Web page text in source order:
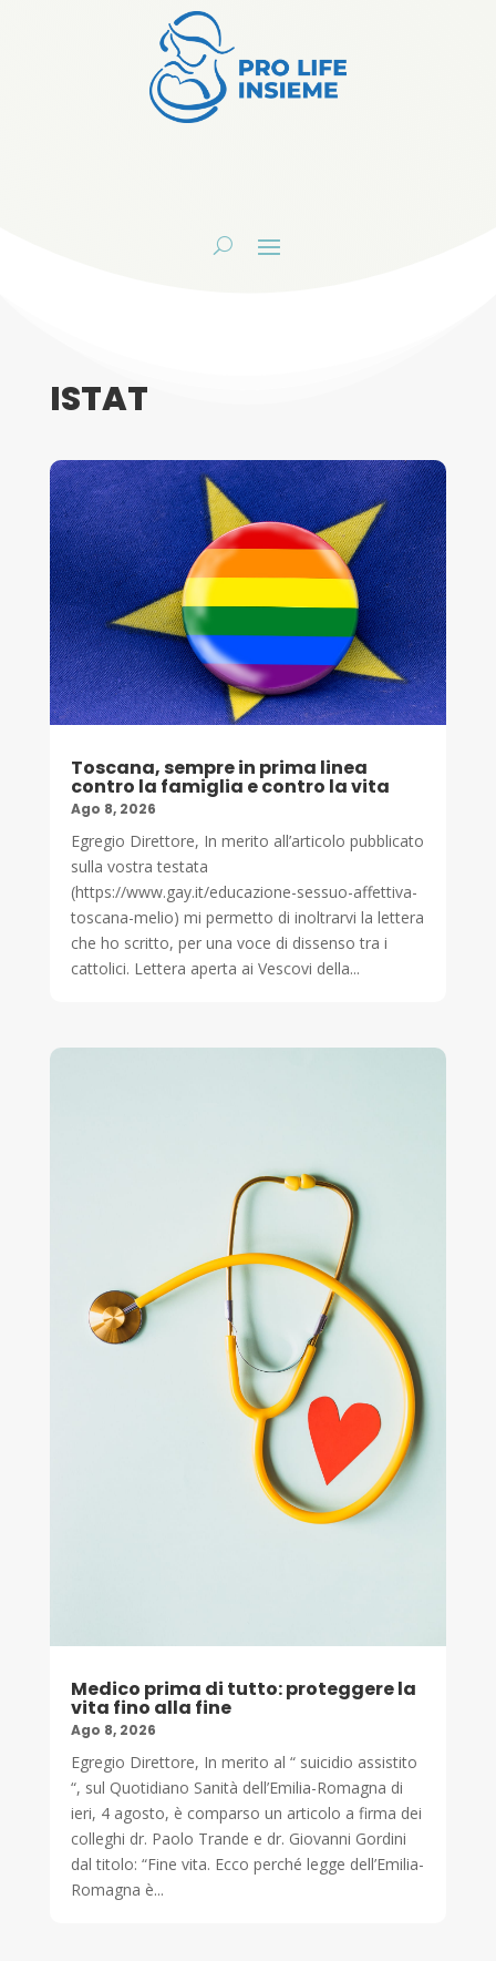
ISTAT
Toscana, sempre in prima linea
contro la famiglia e contro la vita
Ago 8, 2026
Egregio Direttore, In merito all’articolo pubblicato
sulla vostra testata
(https://www.gay.it/educazione-sessuo-affettiva-
toscana-melio) mi permetto di inoltrarvi la lettera
che ho scritto, per una voce di dissenso tra i
cattolici. Lettera aperta ai Vescovi della...
Medico prima di tutto: proteggere la
vita fino alla fine
Ago 8, 2026
Egregio Direttore, In merito al “ suicidio assistito
“, sul Quotidiano Sanità dell’Emilia-Romagna di
ieri, 4 agosto, è comparso un articolo a firma dei
colleghi dr. Paolo Trande e dr. Giovanni Gordini
dal titolo: “Fine vita. Ecco perché legge dell’Emilia-
Romagna è...